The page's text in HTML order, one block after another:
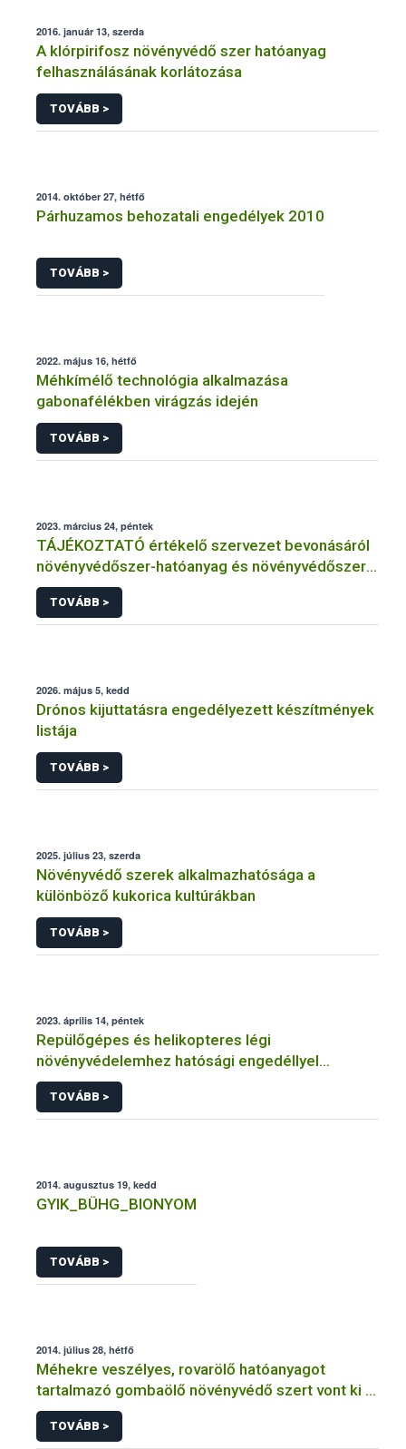
2016. január 13, szerda
A klórpirifosz növényvédő szer hatóanyag
felhasználásának korlátozása
TOVÁBB >
2014. október 27, hétfő
Párhuzamos behozatali engedélyek 2010
TOVÁBB >
2022. május 16, hétfő
Méhkímélő technológia alkalmazása
gabonafélékben virágzás idején
TOVÁBB >
2023. március 24, péntek
TÁJÉKOZTATÓ értékelő szervezet bevonásáról
növényvédőszer-hatóanyag és növényvédőszer
engedélyezésére, továbbá a meglévő engedély
meghosszabbítására vagy módosítására irányuló
eljárásba
TOVÁBB >
2026. május 5, kedd
Drónos kijuttatásra engedélyezett készítmények
listája
TOVÁBB >
2025. július 23, szerda
Növényvédő szerek alkalmazhatósága a
különböző kukorica kultúrákban
TOVÁBB >
2023. április 14, péntek
Repülőgépes és helikopteres légi
növényvédelemhez hatósági engedéllyel
rendelkező szervezetek
TOVÁBB >
2014. augusztus 19, kedd
GYIK_BÜHG_BIONYOM
TOVÁBB >
2014. július 28, hétfő
Méhekre veszélyes, rovarölő hatóanyagot
tartalmazó gombaölő növényvédő szert vont ki a
forgalomból a NÉBIH
TOVÁBB >